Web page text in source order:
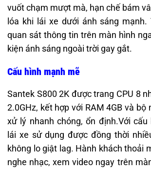
vuốt chạm mượt mà, hạn chế bám
lóa khi lái xe dưới ánh sáng mạnh.
quan sát thông tin trên màn hình
kiện ánh sáng ngoài trời gay gắt.
Cấu hình mạnh mẽ
Santek S800 2K được trang CPU 8
2.0GHz, kết hợp với RAM 4GB và bộ
xử lý nhanh chóng, ổn định.Với cấu
lái xe sử dụng được đồng thời
không lo giật lag. Hành khách thoải
nghe nhạc, xem video ngay trên